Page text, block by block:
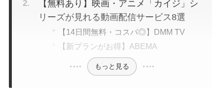
【無料あり】映画・アニメ「カイジ」シ
リーズが見れる動画配信サービス8選
【14日間無料・コスパ◎】DMM TV
【新プランがお得】ABEMA
もっと見る